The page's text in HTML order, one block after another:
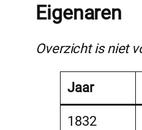
Eigenaren
Overzicht is niet
Jaar
1832